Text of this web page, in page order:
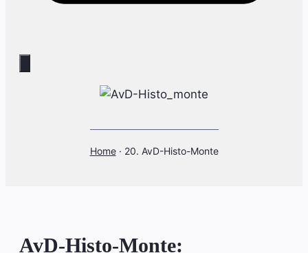
Home· 20. AvD-Histo-Monte
AvD-Histo-Monte: